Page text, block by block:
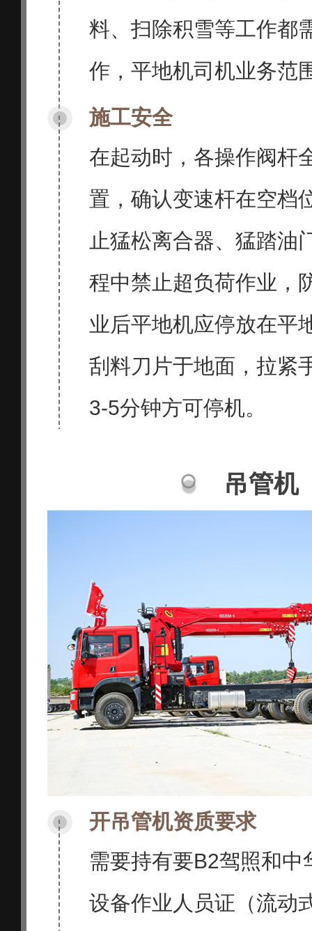
料、扫除积雪等工作都
作，平地机司机业务范
施工安全
在起动时，各操作阀杆
置，确认变速杆在空档
止猛松离合器、猛踏油
程中禁止超负荷作业，
业后平地机应停放在平
刮料刀片于地面，拉紧
3-5分钟方可停机。
吊管机
开吊管机资质要求
需要持有要B2驾照和中
设备作业人员证（流动